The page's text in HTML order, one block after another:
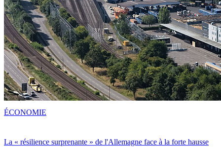
La « résilience surprenante » de l'Allemagne face à la forte hausse
ÉCONOMIE